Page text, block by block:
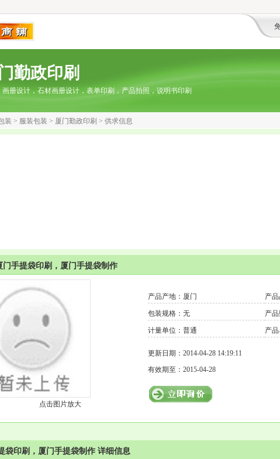
勤政印刷
画册设计，石材画册设计，表单印刷，产品拍照，说明书印刷
装 > 服装包装 > 厦门勤政印刷 > 供求信息
门手提袋印刷，厦门手提袋制作
点击图片放大
产品产地：厦门 产
包装规格：无 产
计量单位：普通 产
更新日期：2014-04-28 14:19:11
有效期至：2015-04-28
袋印刷，厦门手提袋制作 详细信息